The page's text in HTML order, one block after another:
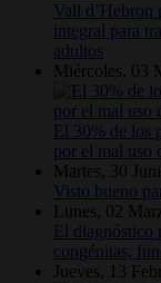
Vall d’Hebron
integral para
adultos
Miércoles, 03
El 30% de los
por el mal uso
Martes, 30
Visto bueno
Lunes, 02
El diagnóstico
congénitas,
Jueves, 13